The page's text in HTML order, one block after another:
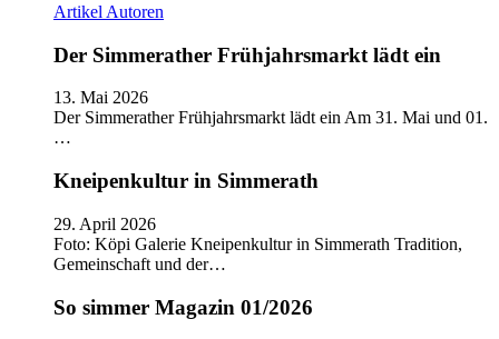
Artikel Autoren
Der Simmerather Frühjahrsmarkt lädt ein
13. Mai 2026
Der Simmerather Frühjahrsmarkt lädt ein Am 31. Mai und 01.
…
Kneipenkultur in Simmerath
29. April 2026
Foto: Köpi Galerie Kneipenkultur in Simmerath Tradition,
Gemeinschaft und der…
So simmer Magazin 01/2026